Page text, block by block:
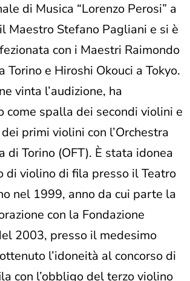
di Musica “Lorenzo Perosi” a
Maestro Stefano Pagliani e si è
con i Maestri Raimondo
Torino e Hiroshi Okouci a Tokyo.
vinta l’audizione, ha
come spalla dei secondi violini e
primi violini con l’Orchestra
di Torino (OFT). È stata idonea
di violino di fila presso il Teatro
nel 1999, anno da cui parte la
con la Fondazione
2003, presso il medesimo
l’idoneità al concorso di
con l’obbligo del terzo violino